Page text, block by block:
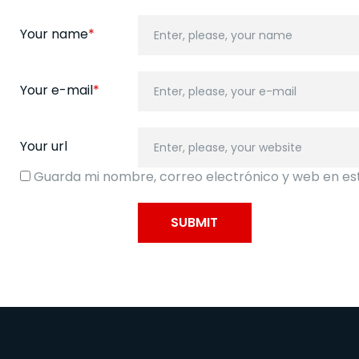
Your name*
Your e-mail*
Your url
Guarda mi nombre, correo electrónico y web en